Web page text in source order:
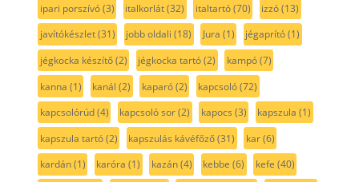
ipari porszívó(3) italkorlát(32) italtartó(70) izzó(13)
javítókészlet(31) jobb oldali (18) Jura (1) jégaprító(1)
jégkocka készítő(2) jégkocka tartó(2) kampó(7)
kanna (1) kanál (2) kaparó(2) kapcsoló(72)
kapcsolórúd(4) kapcsoló sor(2) kapocs (3) kapszula (1)
kapszula tartó(2) kapszulás kávéfőző(31) kar(6)
kardán(1) karóra (1) kazán(4) kebbe (6) kefe (40)